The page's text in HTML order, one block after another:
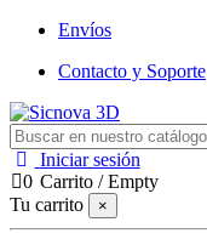
Envíos
Contacto y Soporte
Iniciar sesión
0 Carrito /Empty
Tu carrito
×